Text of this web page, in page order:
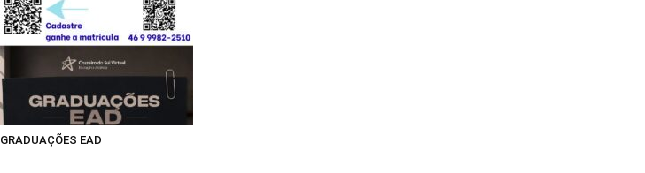
GRADUAÇÕES EAD